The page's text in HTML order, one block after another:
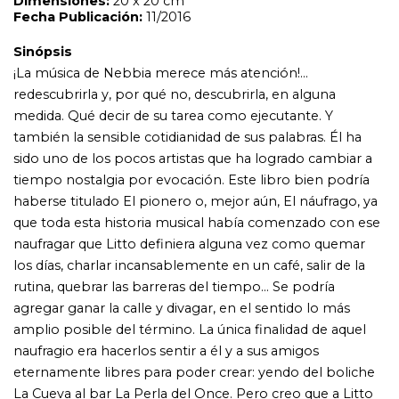
naufragar que Litto definiera alguna vez como quemar
los días, charlar incansablemente en un café, salir de la
agregar ganar la calle y divagar, en el sentido lo más
amplio posible del término. La única finalidad de aquel
naufragio era hacerlos sentir a él y a sus amigos
eternamente libres para poder crear: yendo del boliche
representaba una novedad, más bien podía ser una
manera de prolongar la infancia junto a sus padres: días
de bohemia, nómades, itinerantes... Por más que me
mude de pueblo en pueblo pienso que mi casa va a ser
continuado desarrollando su propio naufragio,
haciéndolo evolucionar a través de giras e ideas, de
corazón a corazón entre los oyentes. No solamente ha
decidido no encadenarse al rock convencional, tampoco
se convirtió en un gaucho esclavo del paisaje ni en un
generado, su música no implica entonces una fusión de
géneros propiamente dicha ni la incorporación de
instrumentos típicos de ellos, sino arrojarse sin red al